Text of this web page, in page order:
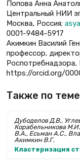
Попова Анна
Центральный НИИ
Москва, Россия;
0001-9484-5917
Акимкин Василий
профессор,
Роспотребнадзора,
https://orcid.org/
Также по теме
Дубоделов Д.В.,
Корабельникова
В.А., Есьман А.С.,
Акимкин В.Г.
Кластеризация